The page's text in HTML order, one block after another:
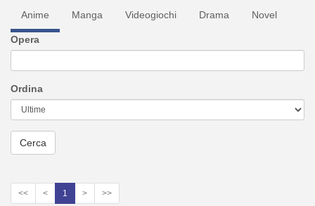
Anime Manga Videogiochi Drama Novel
Opera
Ordina
Cerca
<< < 1 > >>